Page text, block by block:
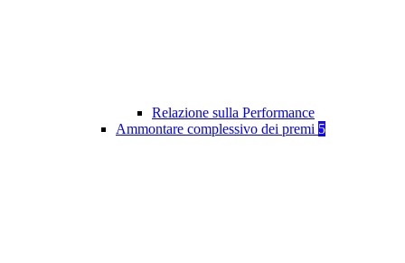
Relazione sulla Performance
Ammontare complessivo dei premi 5